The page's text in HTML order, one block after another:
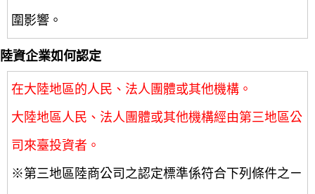
圍影響。
陸資企業如何認定
在大陸地區的人民、法人團體或其他機構。
大陸地區人民、法人團體或其他機構經由第三地區公
司來臺投資者。
※第三地區陸商公司之認定標準係符合下列條件之ㄧ